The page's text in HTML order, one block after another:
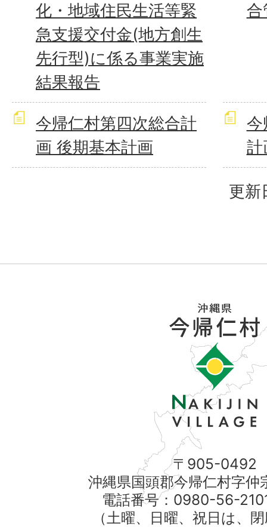
化・地域住民生活等緊
急支援交付金(地方創生
先行型)に係る事業実施
結果報告
合
今帰仁村第四次総合計
画 後期基本計画
今
計
更新
〒905-0492
沖縄県国頭郡今帰仁村字仲
電話番号：0980-56-
（土曜、日曜、祝日は、